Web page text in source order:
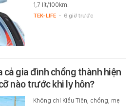
1,7 lít/100km.
TEK-LIFE - 6 giờ trước
gia đình chồng thành hiện
nào trước khi ly hôn?
Không chỉ Kiều Tiên, chồng, mẹ